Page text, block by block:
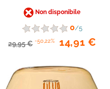
Non disponibile
0/5
29,95 € -50,22% 14,91 €